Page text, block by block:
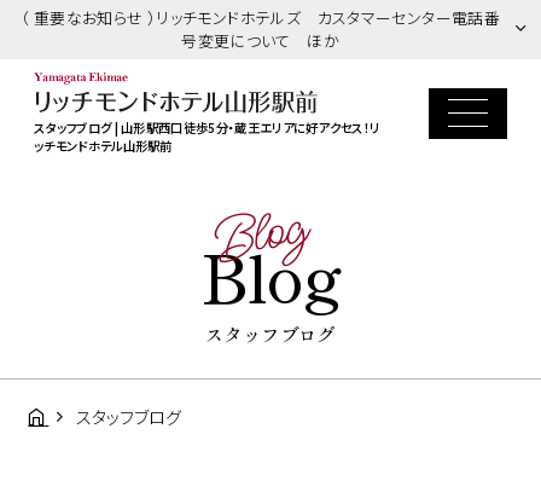
（ 重要なお知らせ ）リッチモンドホテルズ カスタマーセンター電話番
号変更について ほか
スタッフブログ | 山形駅西口徒歩5分・蔵王エリアに好アクセス！リ
ッチモンドホテル山形駅前
Blog
Blog
スタッフブログ
スタッフブログ